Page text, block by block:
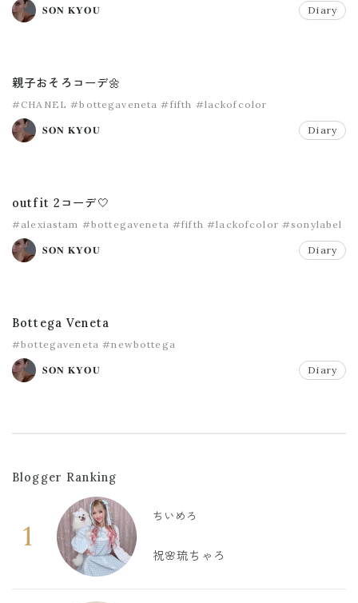
𝐒𝐎𝐍 𝐊𝐘𝐎𝐔 Diary
親子おそろコーデ🌼
#CHANEL #bottegaveneta #fifth #lackofcolor
𝐒𝐎𝐍 𝐊𝐘𝐎𝐔 Diary
outfit 2コーデ🤍
#alexiastam #bottegaveneta #fifth #lackofcolor #sonylabel
#ysl
𝐒𝐎𝐍 𝐊𝐘𝐎𝐔
Diary
Bottega Veneta
#bottegaveneta #newbottega
𝐒𝐎𝐍 𝐊𝐘𝐎𝐔 Diary
Blogger Ranking
1
ちいめろ
祝🌸琉ちゃろ